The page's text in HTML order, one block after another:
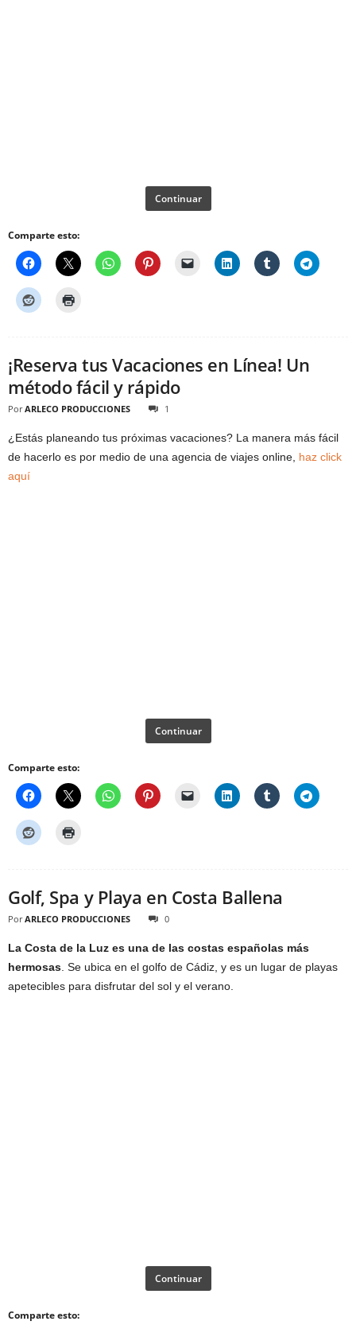
Continuar
Comparte esto:
¡Reserva tus Vacaciones en Línea! Un
método fácil y rápido
Por ARLECO PRODUCCIONES 1
¿Estás planeando tus próximas vacaciones? La manera más fácil
de hacerlo es por medio de una agencia de viajes online, haz click
aquí
Continuar
Comparte esto:
Golf, Spa y Playa en Costa Ballena
Por ARLECO PRODUCCIONES 0
La Costa de la Luz es una de las costas españolas más
hermosas . Se ubica en el golfo de Cádiz, y es un lugar de playas
apetecibles para disfrutar del sol y el verano.
Continuar
Comparte esto: